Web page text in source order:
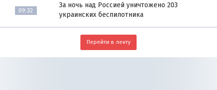
09:32
За ночь над Россией уничтожено 203
украинских беспилотника
Перейти в ленту